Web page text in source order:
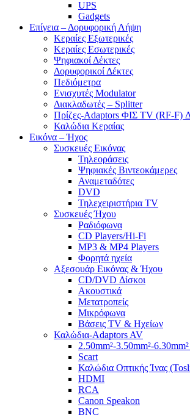
UPS
Gadgets
Επίγεια – Δορυφορική Λήψη
Κεραίες Εξωτερικές
Κεραίες Εσωτερικές
Ψηφιακοί Δέκτες
Δορυφορικοί Δέκτες
Πεδιόμετρα
Ενισχυτές Modulator
Διακλαδωτές – Splitter
Πρίζες-Adaptors ΦΙΣ TV (RF-F)
Καλώδια Κεραίας
Εικόνα – Ήχος
Συσκευές Εικόνας
Τηλεοράσεις
Ψηφιακές Βιντεοκάμερες
Αναμεταδότες
DVD
Τηλεχειριστήρια TV
Συσκευές Ήχου
Ραδιόφωνα
CD Players/Hi-Fi
MP3 & MP4 Players
Φορητά ηχεία
Αξεσουάρ Εικόνας & Ήχου
CD/DVD Δίσκοι
Ακουστικά
Μετατροπείς
Μικρόφωνα
Βάσεις TV & Ηχείων
Καλώδια-Adaptors AV
2.50mm²-3.50mm²-
Scart
Καλώδια Οπτικής Ίνας
HDMI
RCA
Canon Speakon
BNC